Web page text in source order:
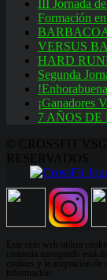
III Jornada
Formación
VERSUS
HARD
Segunda
¡Ganadores
7 AÑOS
Este sitio web utiliza
continúa navegando está
cookies y la aceptación de
información.